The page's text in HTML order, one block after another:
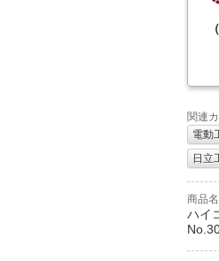
関連
電動
日立
商品名
ハイ